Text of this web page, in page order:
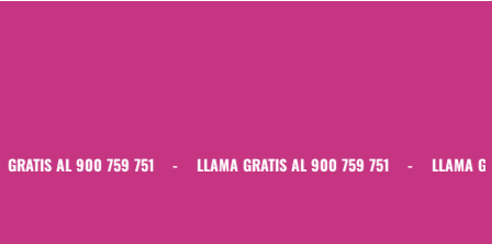
AL 900 759 751 - LLAMA GRATIS AL 900 759 751 - LLAMA